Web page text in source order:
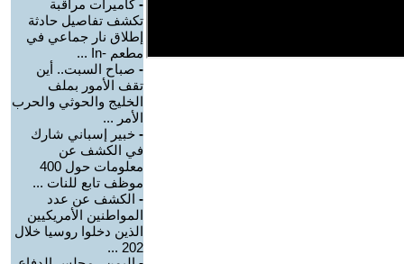
-كاميرات مراقبة
تكشف تفاصيل حادثة
إطلاق نار جماعي في
مطعم -In ...
- صباح السبت.. أين
تقف الأمور بملف
الخليج والحوثي والحرب
الأمر ...
- خبير إسباني شارك
في الكشف عن
معلومات حول 400
موظف تابع للنات ...
- الكشف عن عدد
المواطنين الأمريكيين
الذين دخلوا روسيا خلال
202 ...